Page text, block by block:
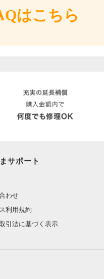
はこちら
サポート
わせ
利用規約
引法に基づく表示